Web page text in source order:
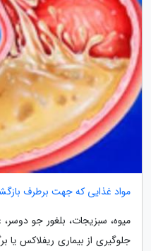
مواد غذایی که جهت برطرف
میوه، سبزیجات، بلغور جو دوسر،
جلوگیری از بیماری ریفلاکس یا